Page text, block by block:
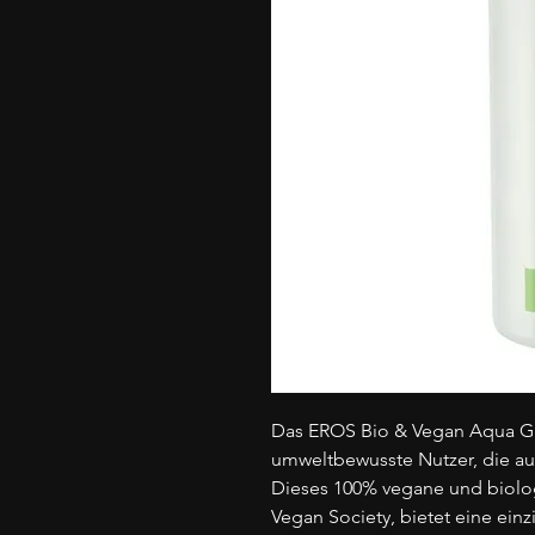
Das EROS Bio & Vegan Aqua
umweltbewusste Nutzer, die
Dieses 100% vegane und
Vegan Society, bietet eine